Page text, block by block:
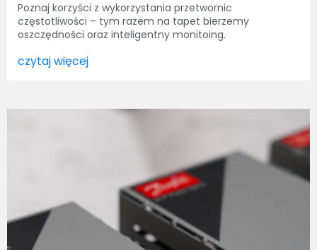
Poznaj korzyści z wykorzystania przetwornic
częstotliwości – tym razem na tapet bierzemy
oszczędności oraz inteligentny monitoing.
czytaj więcej